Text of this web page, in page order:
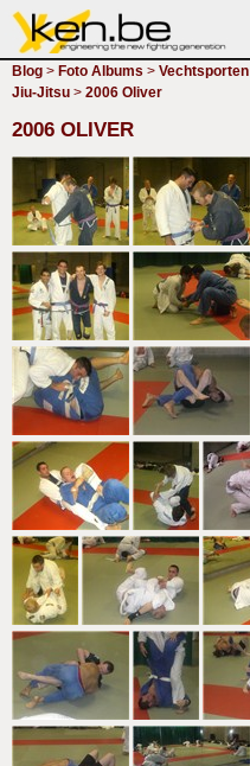
Blog > Foto Albums > Vechtsporten
Jiu-Jitsu > 2006 Oliver
2006 OLIVER